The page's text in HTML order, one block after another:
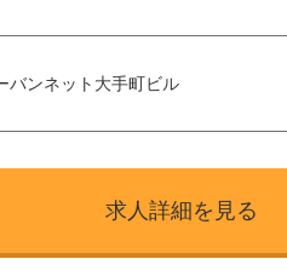
バンネット大手町ビル
求人詳細を見る